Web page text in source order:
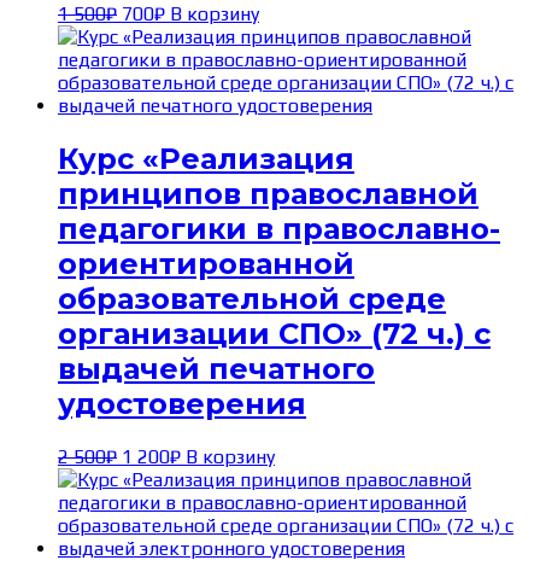
1 500₽ Первоначальная
цена
составляла
1 500₽.
700₽Текущая
цена:
700₽.
В корзину
Курс «Реализация
принципов православной
педагогики в православно-
ориентированной
образовательной среде
организации СПО» (72 ч.) с
выдачей печатного
удостоверения
2 500₽ Первоначальная
цена
составляла
2 500₽.
1 200₽Текущая
цена:
1 200₽.
В корзину